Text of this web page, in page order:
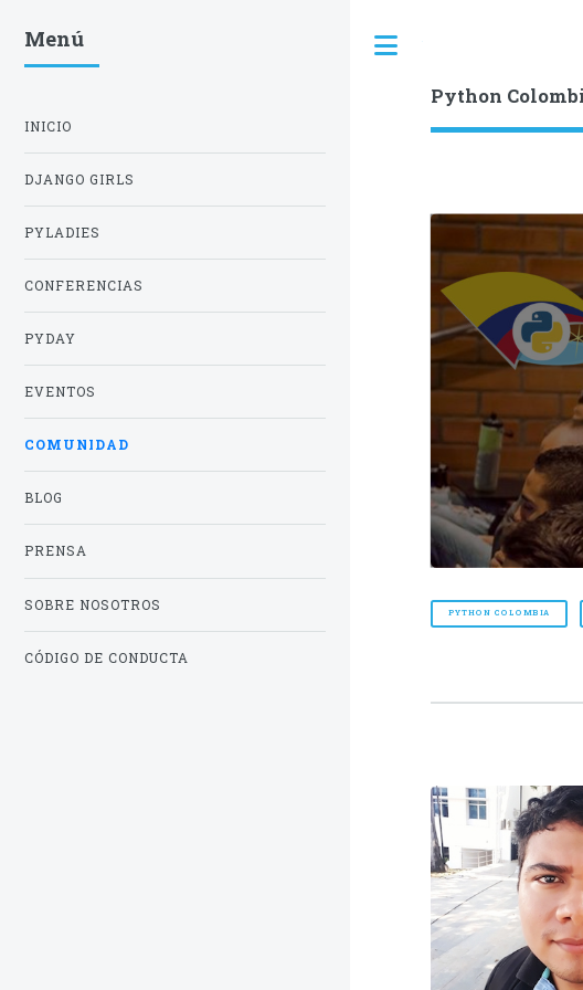
Python
PYTHON COLOMBIA
Menú
INICIO
DJANGO GIRLS
PYLADIES
CONFERENCIAS
PYDAY
EVENTOS
COMUNIDAD
BLOG
PRENSA
SOBRE NOSOTROS
CÓDIGO DE CONDUCTA